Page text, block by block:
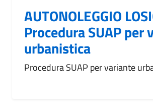
AUTONOLEGGIO
Procedura SUAP per
urbanistica
Procedura SUAP per variante